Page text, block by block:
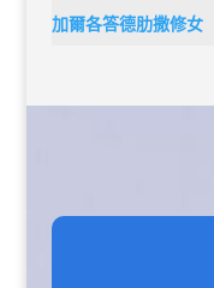
加爾各答德肋撒修女